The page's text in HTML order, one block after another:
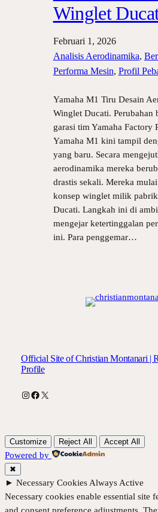
Winglet
Februari 1, 2026
Analisis Aerodinamika,
Performa Mesin, Profil
Yamaha M1 Tiru Desain
Winglet Ducati. Perubahan
garasi tim Yamaha Factory
Yamaha M1 kini tampil
yang baru. Secara
aerodinamika mereka
drastis sekali. Mereka
konsep winglet milik
Ducati. Langkah ini di
mengejar ketertinggalan
ini. Para penggemar…
Official Site of Christian Montanari |
Profile
Instagram
Facebook
X
Customize Reject All Accept All
Powered by
✖
► Necessary Cookies Always Active
Necessary cookies enable essential site
and consent preference adjustments.